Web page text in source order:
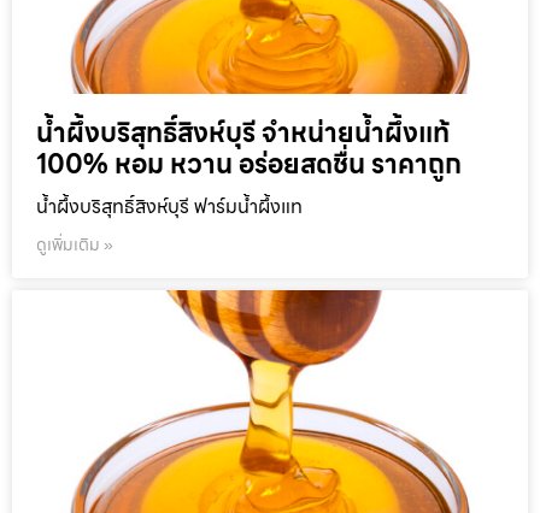
น้ำผึ้งบริสุทธิ์สิงห์บุรี จำหน่ายน้ำผึ้งแท้
100% หอม หวาน อร่อยสดชื่น ราคาถูก
น้ำผึ้งบริสุทธิ์สิงห์บุรี ฟาร์มน้ำผึ้งแท
ดูเพิ่มเติม »